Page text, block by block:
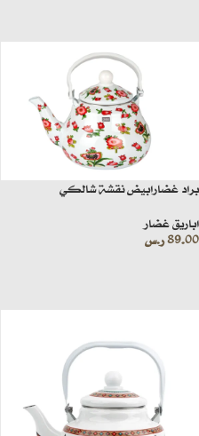
براد غضارابيض نقشة شالكي
اباريق غضار
89.00ر.س